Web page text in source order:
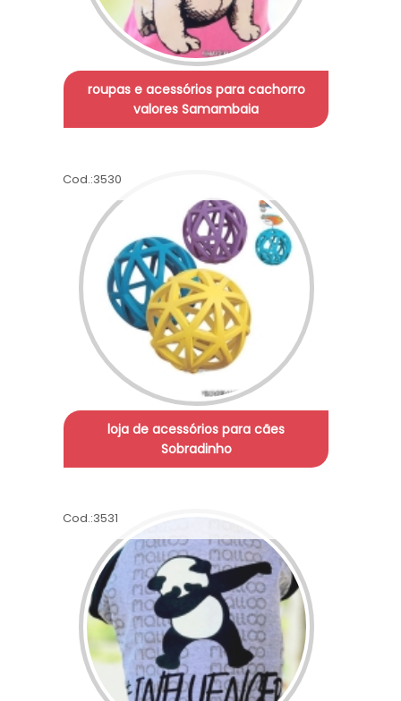
roupas e acessórios para cachorro
valores Samambaia
Cod.:3530
loja de acessórios para cães
Sobradinho
Cod.:3531